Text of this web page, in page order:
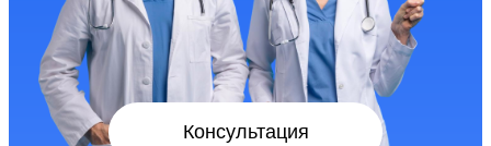
Консультация